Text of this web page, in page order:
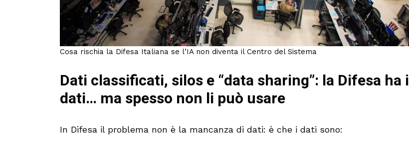
Cosa rischia la Difesa Italiana se l’IA non diventa il Centro del Sistema
Dati classificati, silos e “data sharing”: la Difesa ha i
dati… ma spesso non li può usare
In Difesa il problema non è la mancanza di dati: è che i dati sono: